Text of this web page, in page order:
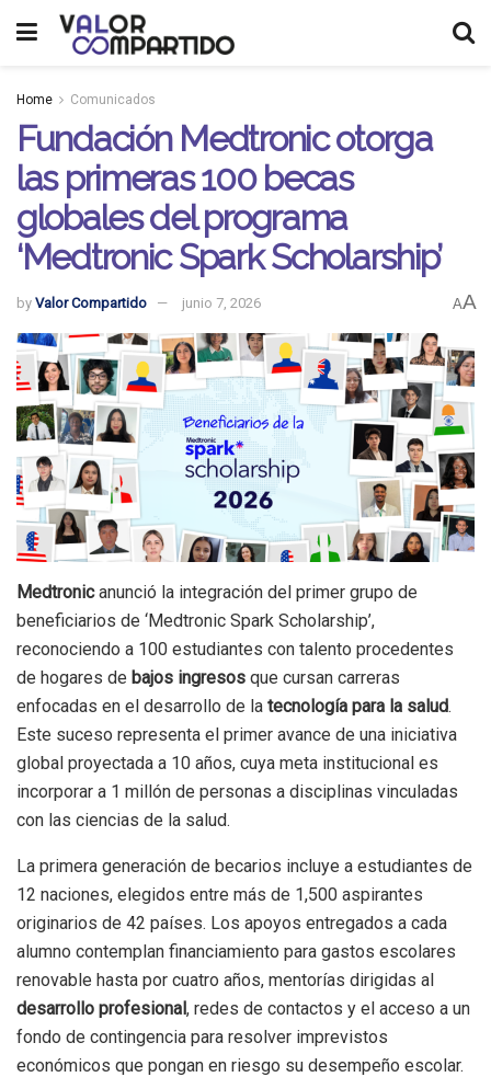
Home Comunicados
Fundación Medtronic otorga
las primeras 100 becas
globales del programa
‘Medtronic Spark Scholarship’
by Valor Compartido junio 7, 2026 AA
Medtronicanunció la integración del primer grupo de
beneficiarios de ‘Medtronic Spark Scholarship’,
reconociendo a 100 estudiantes con talento procedentes
de hogares de bajos ingresos que cursan carreras
enfocadas en el desarrollo de la tecnología para la salud.
Este suceso representa el primer avance de una iniciativa
global proyectada a 10 años, cuya meta institucional es
incorporar a 1 millón de personas a disciplinas vinculadas
con las ciencias de la salud.
La primera generación de becarios incluye a estudiantes de
12 naciones, elegidos entre más de 1,500 aspirantes
originarios de 42 países. Los apoyos entregados a cada
alumno contemplan financiamiento para gastos escolares
renovable hasta por cuatro años, mentorías dirigidas al
desarrollo profesional, redes de contactos y el acceso a un
fondo de contingencia para resolver imprevistos
económicos que pongan en riesgo su desempeño escolar.